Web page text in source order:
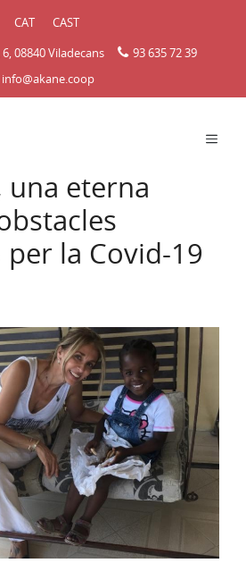
08840 Viladecans
93 635 72 39
info@akane.coop
CAT CAST
una eterna
la Covid-19